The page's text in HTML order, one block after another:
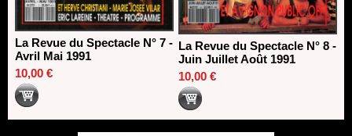
La Revue du Spectacle N° 7 -
Avril Mai 1991
10,00 €
La Revue du Spectacle N° 8 -
Juin Juillet Août 1991
10,00 €